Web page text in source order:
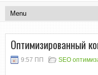
Оптимизированный
9:57 ПП SEO